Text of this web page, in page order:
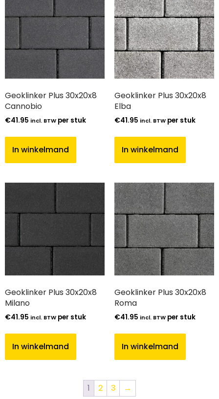
Geoklinker Plus 30x20x8
Cannobio
€41.95 incl. BTW per stuk
In winkelmand
Geoklinker Plus 30x20x8
Elba
€41.95 incl. BTW per stuk
In winkelmand
Geoklinker Plus 30x20x8
Milano
€41.95 incl. BTW per stuk
In winkelmand
Geoklinker Plus 30x20x8
Roma
€41.95 incl. BTW per stuk
In winkelmand
1 2 3 →